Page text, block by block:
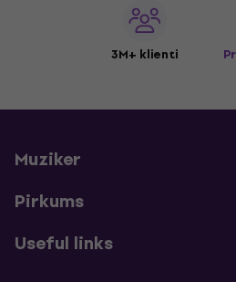
3M+ klienti
Muziker
Pirkums
Useful links